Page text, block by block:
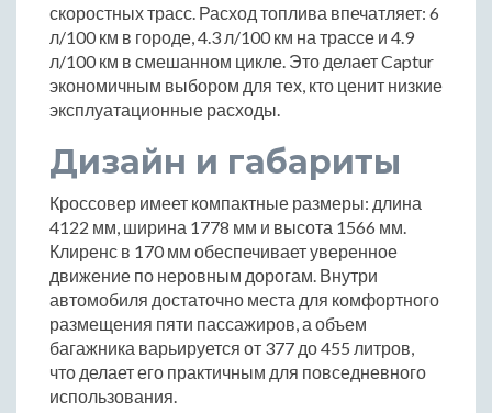
скоростных трасс. Расход топлива впечатляет: 6
л/100 км в городе, 4.3 л/100 км на трассе и 4.9
л/100 км в смешанном цикле. Это делает Captur
экономичным выбором для тех, кто ценит низкие
эксплуатационные расходы.
Дизайн и габариты
Кроссовер имеет компактные размеры: длина
4122 мм, ширина 1778 мм и высота 1566 мм.
Клиренс в 170 мм обеспечивает уверенное
движение по неровным дорогам. Внутри
автомобиля достаточно места для комфортного
размещения пяти пассажиров, а объем
багажника варьируется от 377 до 455 литров,
что делает его практичным для повседневного
использования.